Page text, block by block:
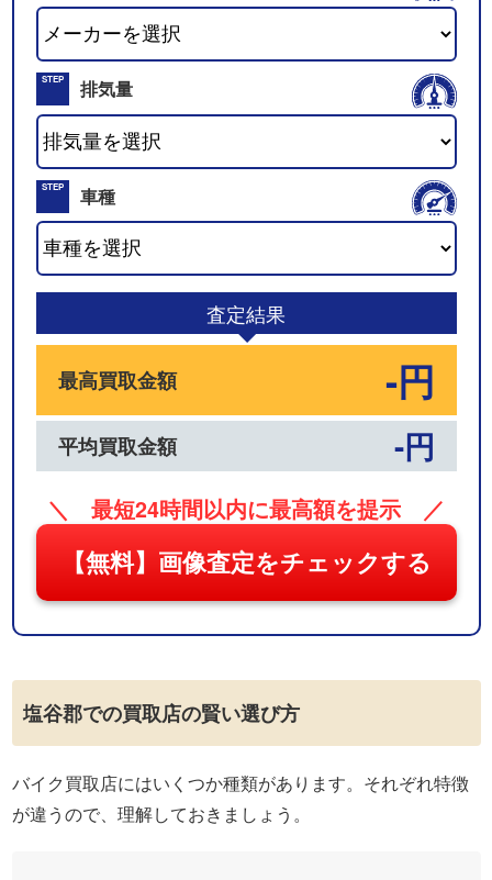
01
STEP
02
排気量
STEP
03
車種
査定結果
最高買取金額 -円
平均買取金額 -円
＼ 最短24時間以内に最高額を提示 ／
【無料】画像査定をチェックする
塩谷郡での買取店の賢い選び方
バイク買取店にはいくつか種類があります。それぞれ特徴
が違うので、理解しておきましょう。